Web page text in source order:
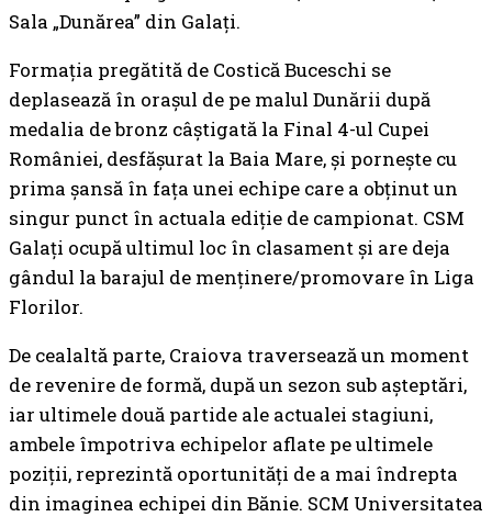
Sala „Dunărea” din Galați.
Formația pregătită de Costică Buceschi se
deplasează în orașul de pe malul Dunării după
medalia de bronz câștigată la Final 4-ul Cupei
României, desfășurat la Baia Mare, și pornește cu
prima șansă în fața unei echipe care a obținut un
singur punct în actuala ediție de campionat. CSM
Galați ocupă ultimul loc în clasament și are deja
gândul la barajul de menținere/promovare în Liga
Florilor.
De cealaltă parte, Craiova traversează un moment
de revenire de formă, după un sezon sub așteptări,
iar ultimele două partide ale actualei stagiuni,
ambele împotriva echipelor aflate pe ultimele
poziții, reprezintă oportunități de a mai îndrepta
din imaginea echipei din Bănie. SCM Universitatea